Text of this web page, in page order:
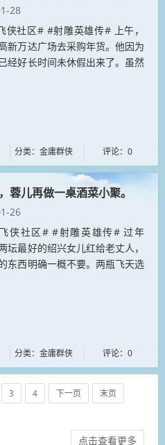
28
社区# #射雕英雄传# 上午，
新万达广场去采购年货。他因为
经好长时间未休假出来了。虽然
场内人来人往，还是很热闹，一
分类：金庸群侠 评论：0
蓉儿再做一桌酒菜小聚。
26
侠社区# #射雕英雄传# 过年
坛最好的绍兴女儿红给老丈人，
东西明确一概不要。两瓶飞天选
直接快递到百花谷，周伯通现在
分类：金庸群侠 评论：0
3 4 下一页 末页
点击查看更多